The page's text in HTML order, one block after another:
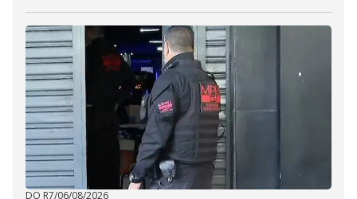
DO R7/06/08/2026